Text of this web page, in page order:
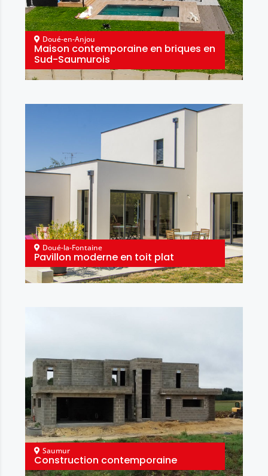
Doué-en-Anjou
Maison contemporaine en briques en
Sud-Saumurois
Doué-la-Fontaine
Pavillon moderne en toit plat
Saumur
Construction contemporaine